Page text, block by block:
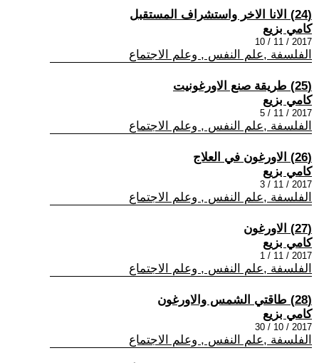
(24) الانا الاخر واستشراف المستقبل
كامي بزيع
2017 / 11 / 10
الفلسفة ,علم النفس , وعلم الاجتماع
(25) طريقة صنع الاورغونيت
كامي بزيع
2017 / 11 / 5
الفلسفة ,علم النفس , وعلم الاجتماع
(26) الاورغون في العلاج
كامي بزيع
2017 / 11 / 3
الفلسفة ,علم النفس , وعلم الاجتماع
(27) الاورغون
كامي بزيع
2017 / 11 / 1
الفلسفة ,علم النفس , وعلم الاجتماع
(28) طاقتي الشمس والاورغون
كامي بزيع
2017 / 10 / 30
الفلسفة ,علم النفس , وعلم الاجتماع